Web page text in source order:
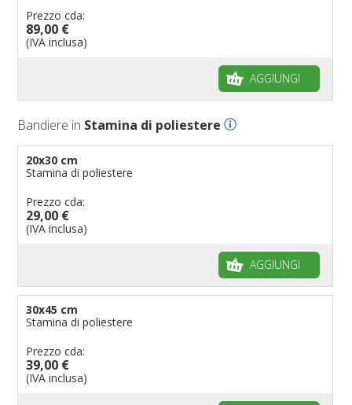
Prezzo cda:
89,00 €
(IVA inclusa)
AGGIUNGI
Bandiere in Stamina di poliestere
20x30 cm
Stamina di poliestere
Prezzo cda:
29,00 €
(IVA inclusa)
AGGIUNGI
30x45 cm
Stamina di poliestere
Prezzo cda:
39,00 €
(IVA inclusa)